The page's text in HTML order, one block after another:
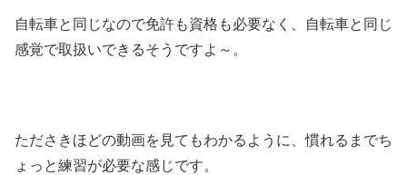
自転車と同じなので免許も資格も必要なく、自転車と同じ
感覚で取扱いできるそうですよ～。
たださきほどの動画を見てもわかるように、慣れるまでち
ょっと練習が必要な感じです。